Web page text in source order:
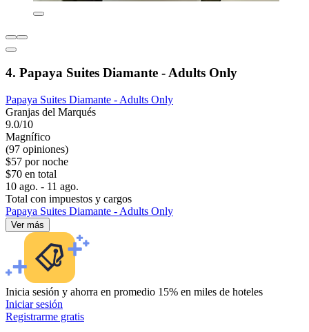
4. Papaya Suites Diamante - Adults Only
Papaya Suites Diamante - Adults Only
Granjas del Marqués
9.0/10
Magnífico
(97 opiniones)
$57 por noche
$70 en total
10 ago. - 11 ago.
Total con impuestos y cargos
Papaya Suites Diamante - Adults Only
Ver más
Inicia sesión y ahorra en promedio 15% en miles de hoteles
Iniciar sesión
Registrarme gratis